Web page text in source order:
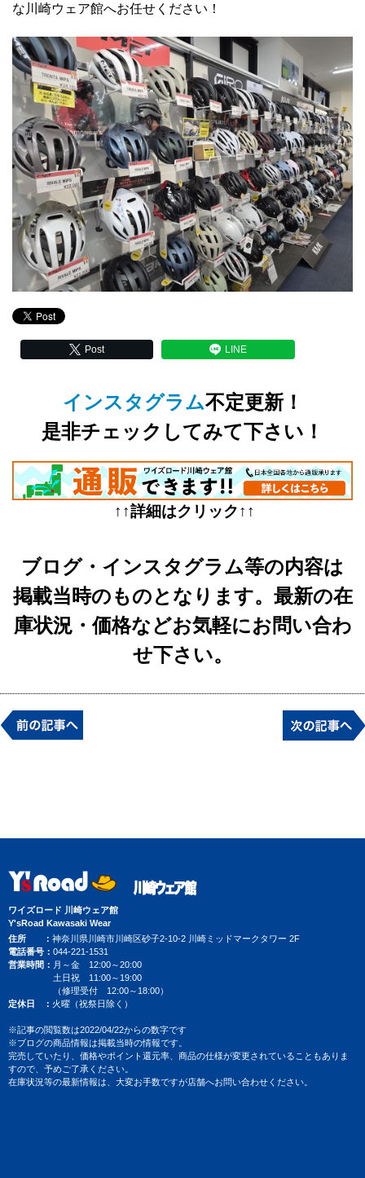
な川崎ウェア館へお任せください！
Post LINE
インスタグラム不定更新！
是非チェックしてみて下さい！
↑↑詳細はクリック↑↑
ブログ・インスタグラム等の内容は
掲載当時のものとなります。最新の在
庫状況・価格などお気軽にお問い合わ
せ下さい。
ワイズロード 川崎ウェア館
Y'sRoad Kawasaki Wear
住所
神奈川県川崎市川崎区砂子2-10-2 川崎ミッドマークタワー 2F
電話番号
044-221-1531
営業時間
月～金 12:00～20:00
土日祝 11:00～19:00
（修理受付 12:00～18:00）
定休日
火曜（祝祭日除く）
※記事の閲覧数は2022/04/22からの数字です
※ブログの商品情報は掲載当時の情報です。
完売していたり、価格やポイント還元率、商品の仕様が変更されていることもありま
すので、予めご了承ください。
在庫状況等の最新情報は、大変お手数ですが店舗へお問い合わせください。